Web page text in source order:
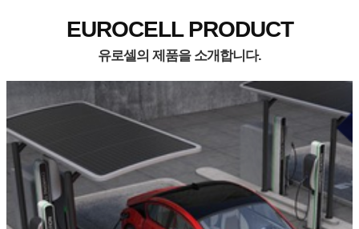
EUROCELL PRODUCT
유로셀의 제품을 소개합니다.